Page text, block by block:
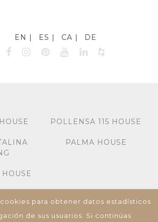
EN ES CA DE
POLLENSA 115 HOUSE
PALMA HOUSE
Sants Oliver 7A, Bj-Izq, Palma de
07013, Islas Baleares, España,
para obtener datos estadísticos
de sus usuarios. Si continúas